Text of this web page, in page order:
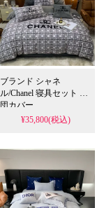
ブランド シャネ
ル/Chanel 寝具セット 布
団カバー
¥35,800(税込)